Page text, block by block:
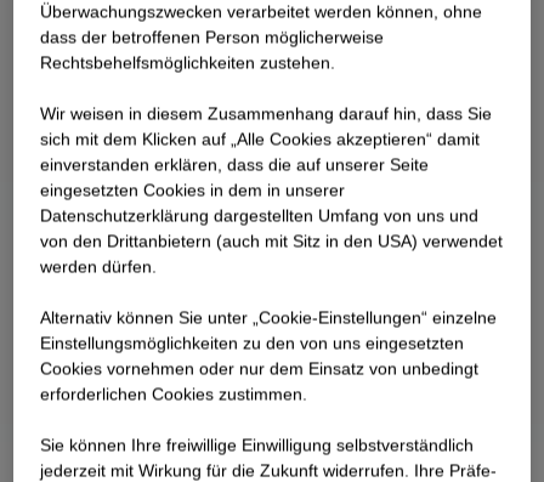
Überwachungszwecken verarbeitet werden können, ohne
dass der betroffenen Person möglicherweise
Rechtsbehelfsmöglichkeiten zustehen.
Wir weisen in diesem Zusammenhang darauf hin, dass Sie
sich mit dem Klicken auf „Alle Cookies akzeptieren“ damit
ein­ver­standen erklären, dass die auf unserer Seite
eingesetzten Cookies in dem in unserer
Datenschutzerklärung dargestellten Umfang von uns und
von den Drittanbietern (auch mit Sitz in den USA) verwendet
werden dürfen.
Alternativ können Sie unter „Cookie-Einstellungen“ einzelne
Einstellungsmöglichkeiten zu den von uns eingesetzten
Cookies vornehmen oder nur dem Einsatz von unbedingt
erforderlichen Cookies zustimmen.
Sie können Ihre freiwillige Einwilligung selbstverständlich
jederzeit mit Wirkung für die Zukunft widerrufen. Ihre Prä­fe­